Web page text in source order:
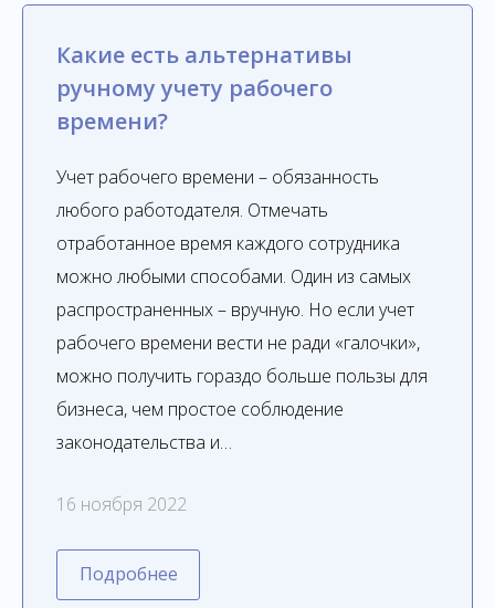
Какие есть альтернативы
ручному учету рабочего
времени?
Учет рабочего времени – обязанность
любого работодателя. Отмечать
отработанное время каждого сотрудника
можно любыми способами. Один из самых
распространенных – вручную. Но если учет
рабочего времени вести не ради «галочки»,
можно получить гораздо больше пользы для
бизнеса, чем простое соблюдение
законодательства и…
16 ноября 2022
Подробнее